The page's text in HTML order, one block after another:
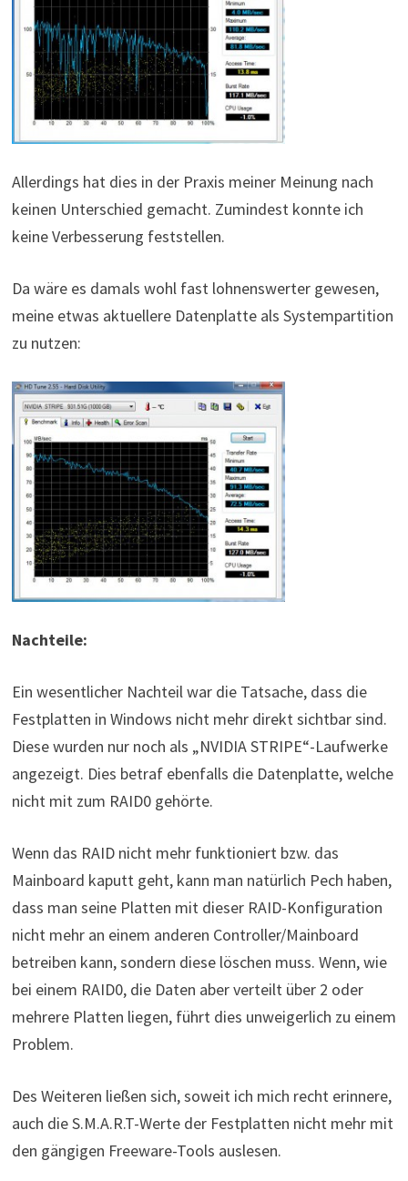
Allerdings hat dies in der Praxis meiner Meinung nach
keinen Unterschied gemacht. Zumindest konnte ich
keine Verbesserung feststellen.
Da wäre es damals wohl fast lohnenswerter gewesen,
meine etwas aktuellere Datenplatte als Systempartition
zu nutzen:
Nachteile:
Ein wesentlicher Nachteil war die Tatsache, dass die
Festplatten in Windows nicht mehr direkt sichtbar sind.
Diese wurden nur noch als „NVIDIA STRIPE“-Laufwerke
angezeigt. Dies betraf ebenfalls die Datenplatte, welche
nicht mit zum RAID0 gehörte.
Wenn das RAID nicht mehr funktioniert bzw. das
Mainboard kaputt geht, kann man natürlich Pech haben,
dass man seine Platten mit dieser RAID-Konfiguration
nicht mehr an einem anderen Controller/Mainboard
betreiben kann, sondern diese löschen muss. Wenn, wie
bei einem RAID0, die Daten aber verteilt über 2 oder
mehrere Platten liegen, führt dies unweigerlich zu einem
Problem.
Des Weiteren ließen sich, soweit ich mich recht erinnere,
auch die S.M.A.R.T-Werte der Festplatten nicht mehr mit
den gängigen Freeware-Tools auslesen.